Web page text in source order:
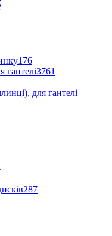
176
гантелі3761
для гантелі
287